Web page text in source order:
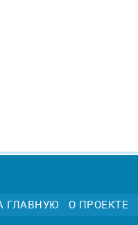
ГЛАВНУЮ О ПРОЕКТЕ